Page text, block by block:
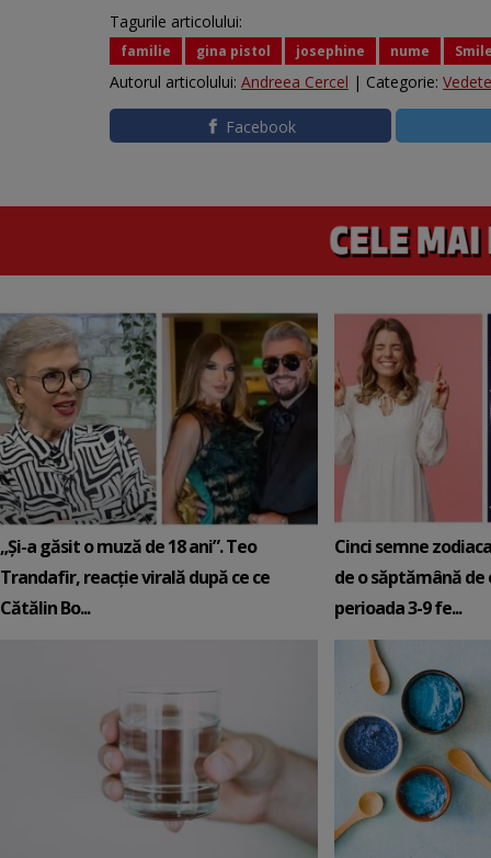
Tagurile articolului:
familie gina pistol josephine nume
Autorul articolului: Andreea Cercel | Categorie: Vedete
Facebook
„Și-a găsit o muză de 18 ani”. Teo
Trandafir, reacție virală după ce ce
Cătălin Bo...
Cinci semne
de o săptămână de
perioada 3-9 fe...